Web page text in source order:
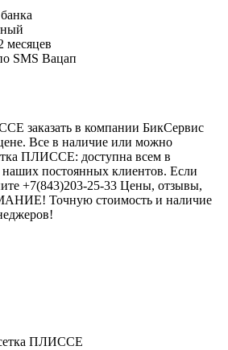
месяцев
SMS Вацап
заказать в компании БикСервис
Все в наличие или можно
ПЛИССЕ: доступна всем в
наших постоянных клиентов. Если
+7(843)203-25-33 Цены, отзывы,
Точную стоимость и наличие
ПЛИССЕ